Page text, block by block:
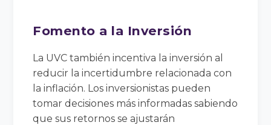
Fomento a la Inversión
La UVC también incentiva la inversión al
reducir la incertidumbre relacionada con
la inflación. Los inversionistas pueden
tomar decisiones más informadas sabiendo
que sus retornos se ajustarán